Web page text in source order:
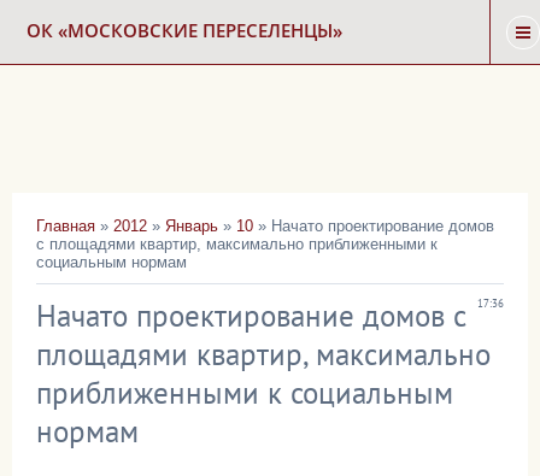
ОК «МОСКОВСКИЕ ПЕРЕСЕЛЕНЦЫ»
КАРТА СНОСА
ФОРУМ
КОНТАКТЫ
Главная » 2012 » Январь » 10 » Начато проектирование домов
с площадями квартир, максимально приближенными к
социальным нормам
17:36
Начато проектирование домов с
площадями квартир, максимально
приближенными к социальным
нормам